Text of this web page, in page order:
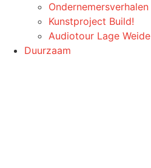
Ondernemersverhalen
Kunstproject Build!
Audiotour Lage Weide
Duurzaam